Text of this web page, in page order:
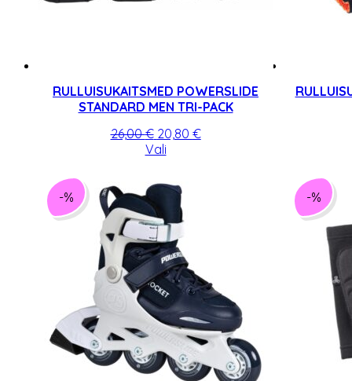
RULLUISUKAITSMED POWERSLIDE
STANDARD MEN TRI-PACK
26,00€ Algne
hind
26,00 €.
20,80 €Praegune
ValiSellel
mitu
varianti.
Valikuid
saab
teha
tootelehel.
-% -%